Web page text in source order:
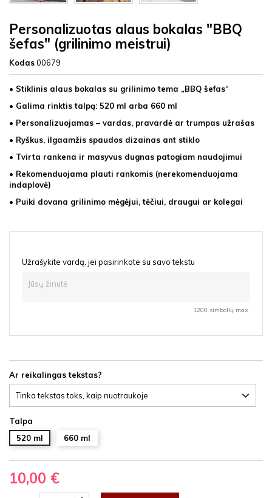
Personalizuotas alaus bokalas "BBQ
šefas" (grilinimo meistrui)
Kodas00679
• Stiklinis alaus bokalas su grilinimo tema „BBQ šefas“
• Galima rinktis talpą: 520 ml arba 660 ml
• Personalizuojamas – vardas, pravardė ar trumpas užrašas
• Ryškus, ilgaamžis spaudos dizainas ant stiklo
• Tvirta rankena ir masyvus dugnas patogiam naudojimui
• Rekomenduojama plauti rankomis (nerekomenduojama
indaplovė)
• Puiki dovana grilinimo mėgėjui, tėčiui, draugui ar kolegai
Užrašykite vardą, jei pasirinkote su savo tekstu
1200 simbolių max.
Ar reikalingas tekstas?
Talpa
520 ml
660 ml
10,00 €